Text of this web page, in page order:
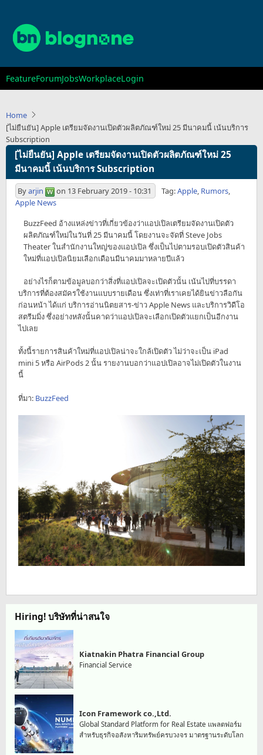
main
content
Main
navigation
FeatureForumJobsWorkplaceLogin
Home
[ไม่ยืนยัน] Apple เตรียมจัดงานเปิดตัวผลิตภัณฑ์ใหม่ 25 มีนาคมนี้ เน้นบริการ
Subscription
[ไม่ยืนยัน] Apple เตรียมจัดงานเปิดตัวผลิตภัณฑ์ใหม่ 25
มีนาคมนี้ เน้นบริการ Subscription
Byarjin on 13 February 2019 - 10:31 Tag:Apple, Rumors,
Apple News
BuzzFeed อ้างแหล่งข่าวที่เกี่ยวข้องว่าแอปเปิลเตรียมจัดงานเปิดตัว
ผลิตภัณฑ์ใหม่ในวันที่ 25 มีนาคมนี้ โดยงานจะจัดที่ Steve Jobs
Theater ในสำนักงานใหญ่ของแอปเปิล ซึ่งเป็นไปตามรอบเปิดตัวสินค้า
ใหม่ที่แอปเปิลนิยมเลือกเดือนมีนาคมมาหลายปีแล้ว
อย่างไรก็ตามข้อมูลบอกว่าสิ่งที่แอปเปิลจะเปิดตัวนั้น เน้นไปที่บรรดา
บริการที่ต้องสมัครใช้งานแบบรายเดือน ซึ่งเท่าที่เราเคยได้ยินข่าวลือกัน
ก่อนหน้า ได้แก่ บริการอ่านนิตยสาร-ข่าว Apple News และบริการวิดีโอ
สตรีมมิ่ง ซึ่งอย่างหลังนั้นคาดว่าแอปเปิลจะเลือกเปิดตัวแยกเป็นอีกงาน
ไปเลย
ทั้งนี้รายการสินค้าใหม่ที่แอปเปิลน่าจะใกล้เปิดตัว ไม่ว่าจะเป็น iPad
mini 5 หรือ AirPods 2 นั้น รายงานบอกว่าแอปเปิลอาจไม่เปิดตัวในงาน
นี้
ที่มา: BuzzFeed
Hiring! บริษัทที่น่าสนใจ
Kiatnakin Phatra Financial Group
Financial Service
Icon Framework co.,Ltd.
Global Standard Platform for Real Estate แพลตฟอร์ม
สำหรับธุรกิจอสังหาริมทรัพย์ครบวงจร มาตรฐานระดับโลก